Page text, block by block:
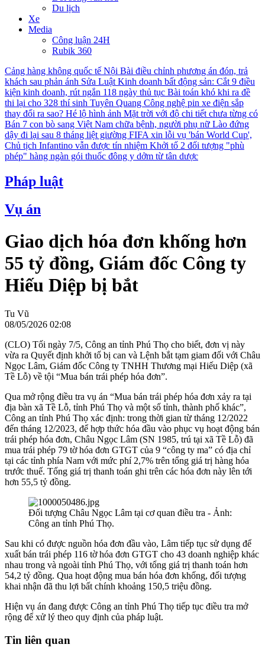
Du lịch
Xe
Media
Công luận 24H
Rubik 360
Cảng hàng không quốc tế Nội Bài điều chỉnh phương án đón, trả
khách sau phản ánh Sửa Luật Kinh doanh bất động sản: Cắt 9 điều
kiện kinh doanh, rút ngắn 118 ngày thủ tục Bài toán khó khi ra đề
thi lại cho 328 thí sinh Tuyên Quang Công nghệ pin xe điện sắp
thay đổi ra sao? Hé lộ hình ảnh Mặt trời với độ chi tiết chưa từng có
Bán 7 con bò sang Việt Nam chữa bệnh, người phụ nữ Lào đứng
dậy đi lại sau 8 tháng liệt giường FIFA xin lỗi vụ 'bán World Cup',
Chủ tịch Infantino vẫn được tín nhiệm Khởi tố 2 đối tượng "phù
phép" hàng ngàn gói thuốc đông y dởm từ tân dược
Pháp luật
Vụ án
​Giao dịch hóa đơn khống hơn
55 tỷ đồng, Giám đốc Công ty
Hiếu Diệp bị bắt
Tu Vũ
08/05/2026 02:08
(CLO) Tối ngày 7/5, Công an tỉnh Phú Thọ cho biết, đơn vị này
vừa ra Quyết định khởi tố bị can và Lệnh bắt tạm giam đối với Châu
Ngọc Lâm, Giám đốc Công ty TNHH Thương mại Hiếu Diệp (xã
Tề Lỗ) về tội “Mua bán trái phép hóa đơn”.
Qua mở rộng điều tra vụ án “Mua bán trái phép hóa đơn xảy ra tại
địa bàn xã Tề Lỗ, tỉnh Phú Thọ và một số tỉnh, thành phố khác”,
Công an tỉnh Phú Thọ xác định: trong thời gian từ tháng 12/2022
đến tháng 12/2023, để hợp thức hóa đầu vào phục vụ hoạt động bán
trái phép hóa đơn, Châu Ngọc Lâm (SN 1985, trú tại xã Tề Lỗ) đã
mua trái phép 79 tờ hóa đơn GTGT của 9 “công ty ma” có địa chỉ
tại các tỉnh phía Nam với mức phí 2,7% trên tổng giá trị hàng hóa
trước thuế. Tổng giá trị thanh toán ghi trên các hóa đơn này lên tới
hơn 55,5 tỷ đồng.
Đối tượng Châu Ngọc Lâm tại cơ quan điều tra - Ảnh:
Công an tỉnh Phú Thọ.
Sau khi có được nguồn hóa đơn đầu vào, Lâm tiếp tục sử dụng để
xuất bán trái phép 116 tờ hóa đơn GTGT cho 43 doanh nghiệp khác
nhau trong và ngoài tỉnh Phú Thọ, với tổng giá trị thanh toán hơn
54,2 tỷ đồng. Qua hoạt động mua bán hóa đơn khống, đối tượng
khai nhận đã thu lợi bất chính khoảng 150,5 triệu đồng.
Hiện vụ án đang được Công an tỉnh Phú Thọ tiếp tục điều tra mở
rộng để xử lý theo quy định của pháp luật.
Tin liên quan